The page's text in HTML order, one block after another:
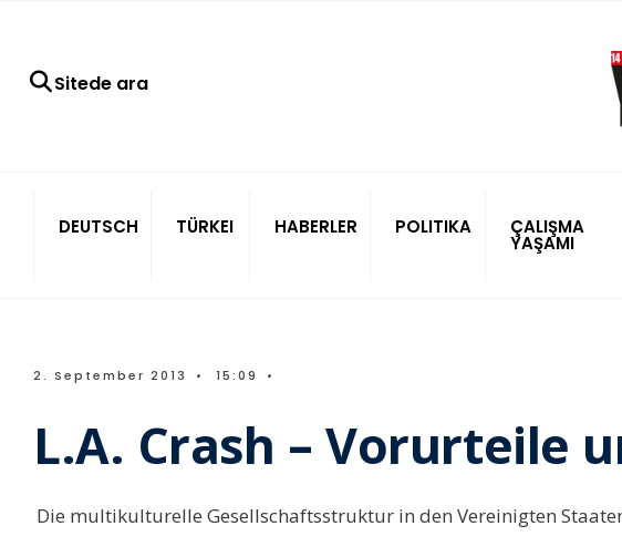
Sitede ara
DEUTSCH TÜRKEI HABERLER POLITIKA ÇALIŞMA
YAŞAMI
2. September 2013 • 15:09 •
L.A. Crash – Vorurteile
Die multikulturelle Gesellschaftsstruktur in den Vereinigten